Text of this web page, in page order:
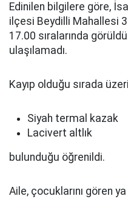
Edinilen bilgilere göre,
ilçesi Beydilli Mahallesi
17.00 sıralarında
ulaşılamadı.
Kayıp olduğu sırada
Siyah termal kazak
Lacivert altlık
bulunduğu öğrenildi.
Aile, çocuklarını gören